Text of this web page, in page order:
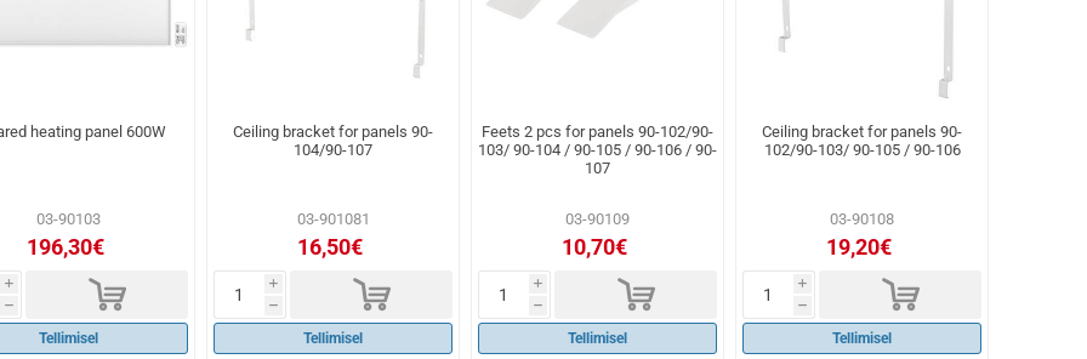
heating panel 600W
03-90103
196,30€
i
h d
Tellimisel
Ceiling bracket for panels 90-
104/90-107
03-901081
16,50€
i
h d
Tellimisel
Feets 2 pcs for panels 90-102/90-
103/ 90-104 / 90-105 / 90-106 / 90-
107
03-90109
10,70€
i
h d
Tellimisel
Ceiling bracket for panels 90-
102/90-103/ 90-105 / 90-106
03-90108
19,20€
i
h d
Tellimisel